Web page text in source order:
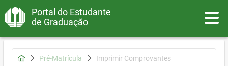
Portal do Estudante
de Graduação
Pré-Matrícula Imprimir Comprovantes